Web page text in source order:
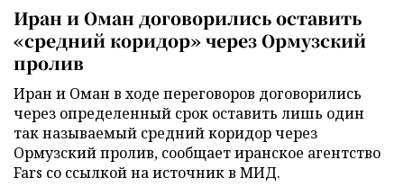
Иран и Оман договорились оставить
«средний коридор» через Ормузский
пролив
Иран и Оман в ходе переговоров договорились
через определенный срок оставить лишь один
так называемый средний коридор через
Ормузский пролив, сообщает иранское агентство
Fars со ссылкой на источник в МИД.